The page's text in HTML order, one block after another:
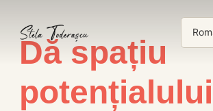
Dă spațiu